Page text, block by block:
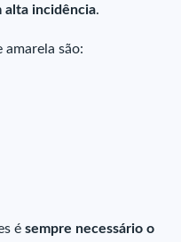
alta incidência.
são:
ésempre necessário o